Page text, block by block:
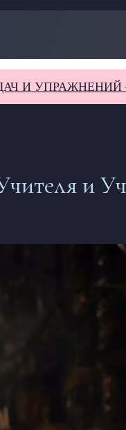
–
и